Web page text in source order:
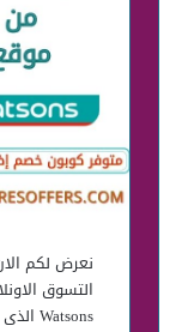
نعرض لكم
التسوق
Watsons الذى يوفر لكم افضل…